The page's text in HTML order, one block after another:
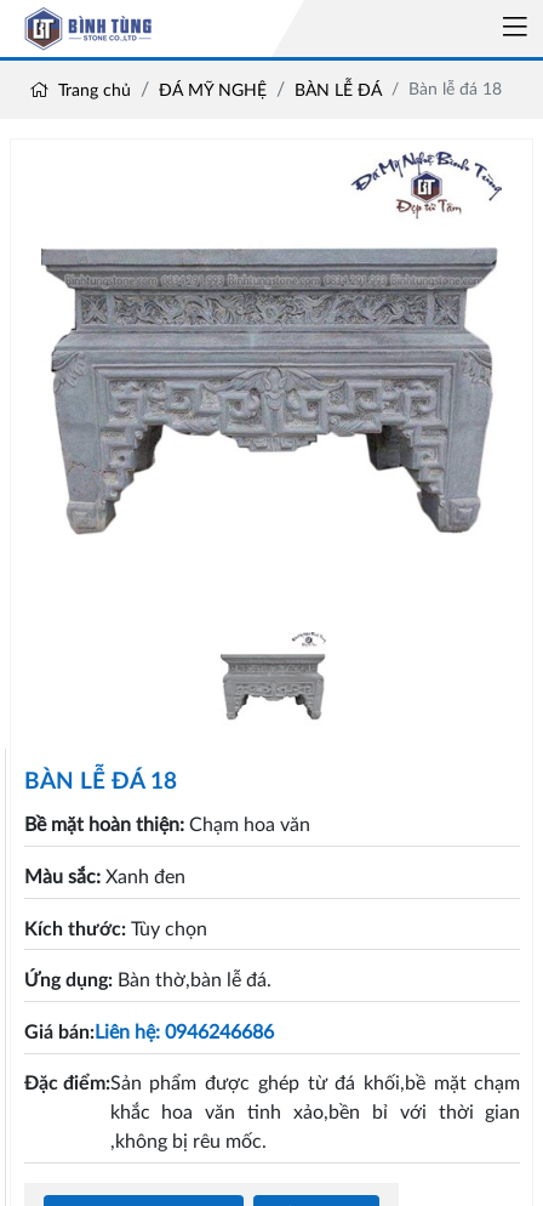
Trang chủ ĐÁ MỸ NGHỆ BÀN LỄ ĐÁ Bàn lễ đá 18
BÀN LỄ ĐÁ 18
Bề mặt hoàn thiện: Chạm hoa văn
Màu sắc: Xanh đen
Kích thước: Tùy chọn
Ứng dụng: Bàn thờ,bàn lễ đá.
Giá bán:Liên hệ: 0946246686
Đặc điểm:Sản phẩm được ghép từ đá khối,bề mặt chạm
khắc hoa văn tinh xảo,bền bỉ với thời gian
,không bị rêu mốc.